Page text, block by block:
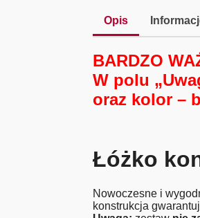
Opis
BARDZO
W polu
oraz kolor –
Łóżko
Nowoczesne i
konstrukcja